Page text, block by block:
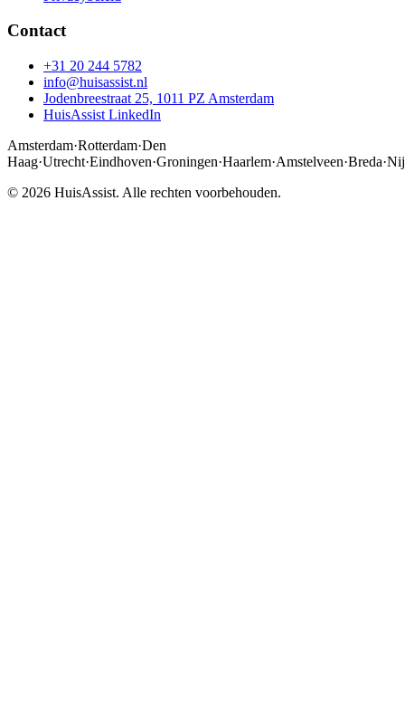
Contact
+31 20 244 5782
info@huisassist.nl
Jodenbreestraat 25, 1011 PZ Amsterdam
HuisAssist LinkedIn
Amsterdam·Rotterdam·Den
Haag·Utrecht·Eindhoven·Groningen·Haarlem·Amstelveen·Breda·
© 2026 HuisAssist. Alle rechten voorbehouden.